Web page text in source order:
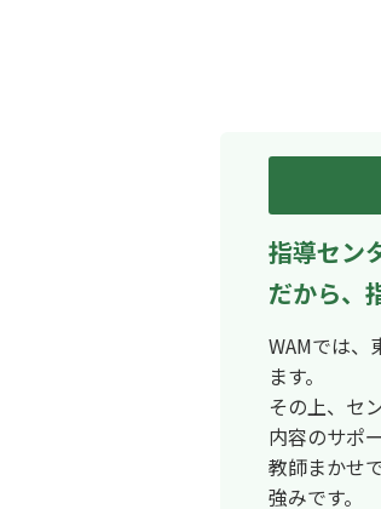
指導セン
だから、
WAMでは、
ます。
その上、セ
内容のサポ
教師まかせ
強みです。